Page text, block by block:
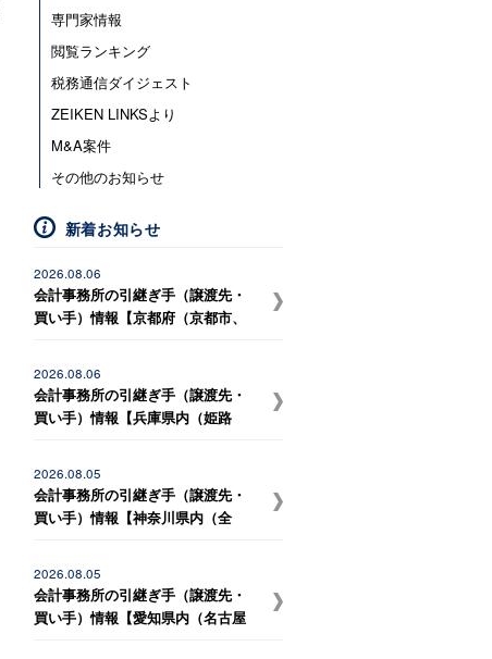
専門家情報
閲覧ランキング
税務通信ダイジェスト
ZEIKEN LINKSより
M&A案件
その他のお知らせ
新着お知らせ
2026.08.06
会計事務所の引継ぎ手（譲渡先・
買い手）情報【京都府（京都市、
事務所との統合を希望している税
理士事務所】
2026.08.06
会計事務所の引継ぎ手（譲渡先・
買い手）情報【兵庫県内（姫路
独立予定者（30歳代）】
2026.08.05
会計事務所の引継ぎ手（譲渡先・
買い手）情報【神奈川県内（全
市）、 千葉県内（市川市、浦安
市、松戸市、船橋市、習志野市、
千葉市）の事務所との統合を希望
2026.08.05
会計事務所の引継ぎ手（譲渡先・
買い手）情報【愛知県内（名古屋